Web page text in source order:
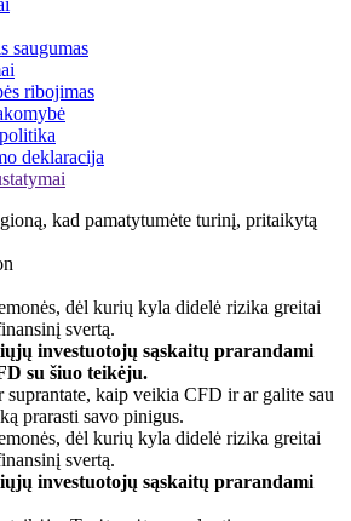
saugumas
ribojimas
deklaracija
kad pamatytumėte turinį, pritaikytą
dėl kurių kyla didelė rizika greitai
svertą.
investuotojų sąskaitų prarandami
su šiuo teikėju.
suprantate, kaip veikia CFD ir ar galite sau
prarasti savo pinigus.
dėl kurių kyla didelė rizika greitai
svertą.
investuotojų sąskaitų prarandami